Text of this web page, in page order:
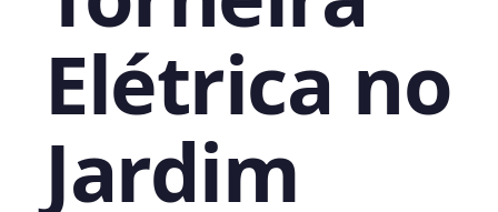
Elétrica no
Jardim